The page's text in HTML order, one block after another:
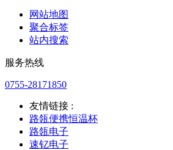
网站地图
聚合标签
站内搜索
服务热线
0755-28171850
友情链接 :
路瓴便携恒温杯
路瓴电子
速钇电子